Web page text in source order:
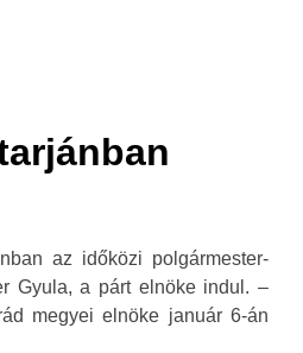
az időközi polgármester-
Gyula, a párt elnöke indul. –
megyei elnöke január 6-án